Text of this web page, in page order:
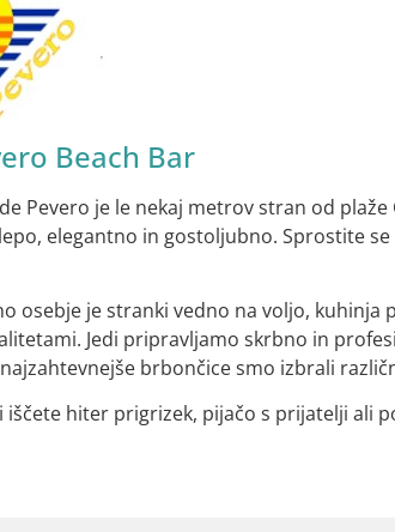
Beach Bar
Pevero je le nekaj metrov stran od
elegantno in gostoljubno. Sprostite
osebje je stranki vedno na voljo,
Jedi pripravljamo skrbno in
brbončice smo izbrali
iščete hiter prigrizek, pijačo s prijatelji ali